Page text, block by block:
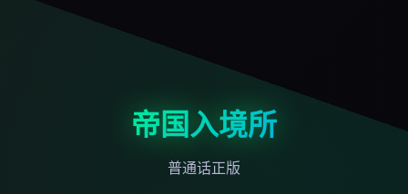
帝国入境所
普通话正版